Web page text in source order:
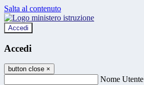
Salta al contenuto
Accedi
Accedi
button close ×
Nome Utente